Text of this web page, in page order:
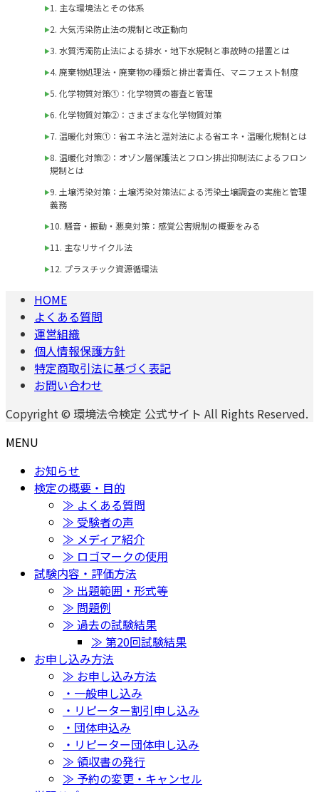
1. 主な環境法とその体系
2. 大気汚染防止法の規制と改正動向
3. 水質汚濁防止法による排水・地下水規制と事故時の措置とは
4. 廃棄物処理法・廃棄物の種類と排出者責任、マニフェスト制度
5. 化学物質対策①：化学物質の審査と管理
6. 化学物質対策②：さまざまな化学物質対策
7. 温暖化対策①：省エネ法と温対法による省エネ・温暖化規制とは
8. 温暖化対策②：オゾン層保護法とフロン排出抑制法によるフロン
規制とは
9. 土壌汚染対策：土壌汚染対策法による汚染土壌調査の実施と管理
義務
10. 騒音・振動・悪臭対策：感覚公害規制の概要をみる
11. 主なリサイクル法
12. プラスチック資源循環法
HOME
よくある質問
運営組織
個人情報保護方針
特定商取引法に基づく表記
お問い合わせ
Copyright © 環境法令検定 公式サイト All Rights Reserved.
MENU
お知らせ
検定の概要・目的
≫ よくある質問
≫ 受験者の声
≫ メディア紹介
≫ ロゴマークの使用
試験内容・評価方法
≫ 出題範囲・形式等
≫ 問題例
≫ 過去の試験結果
≫ 第20回試験結果
お申し込み方法
≫ お申し込み方法
・一般申し込み
・リピーター割引申し込み
・団体申込み
・リピーター団体申し込み
≫ 領収書の発行
≫ 予約の変更・キャンセル